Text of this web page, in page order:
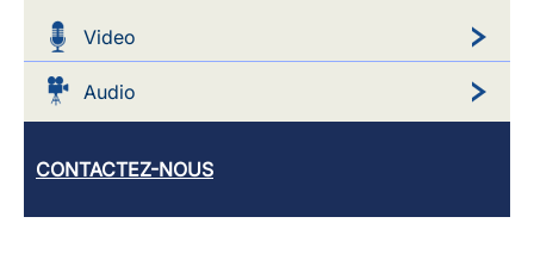
Video
Audio
CONTACTEZ-NOUS